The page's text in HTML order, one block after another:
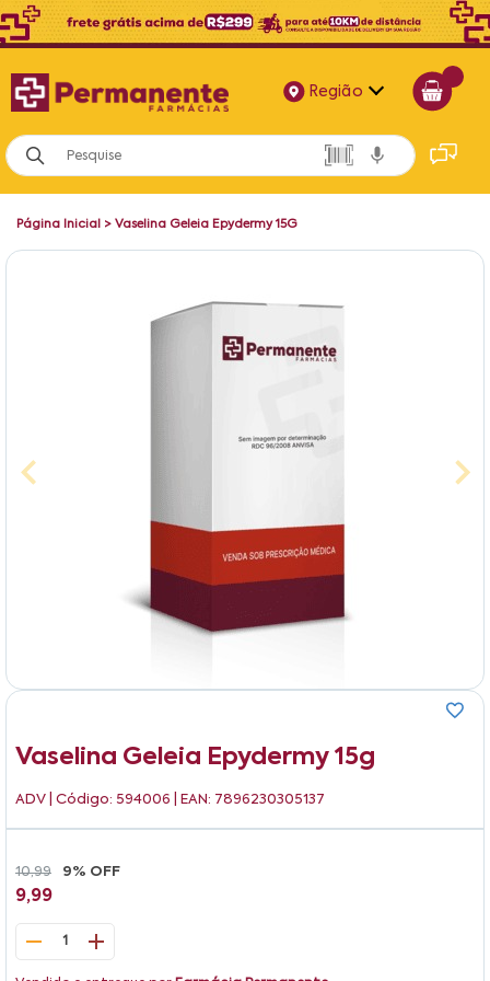
Região
Alagoas
Bahia
Página Inicial > Vaselina Geleia Epydermy 15G
Vaselina Geleia Epydermy 15g
ADV | Código: 594006 | EAN: 7896230305137
10,99 9% OFF
9,99
1